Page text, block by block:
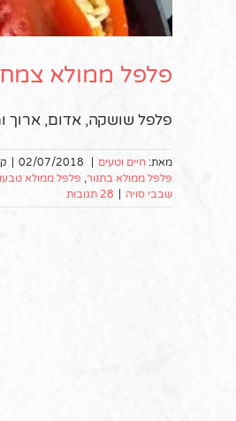
פלפל ממולא
פלפל שושקה, אדום, ארוך
מאת: חיים וטעים |
02/07/2018
|
פלפל ממולא בתנור פלפל ממולא
שבבי סויה | 28 תגובות